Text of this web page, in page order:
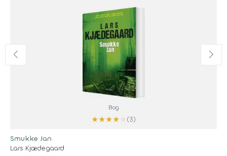
Bog
★★★★
(3)
Smukke Jan
Lars Kjædegaard